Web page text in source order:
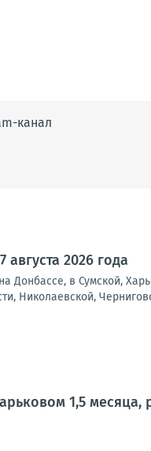
канал
2026 года
в Сумской,
Николаевской,
1,5 месяца,